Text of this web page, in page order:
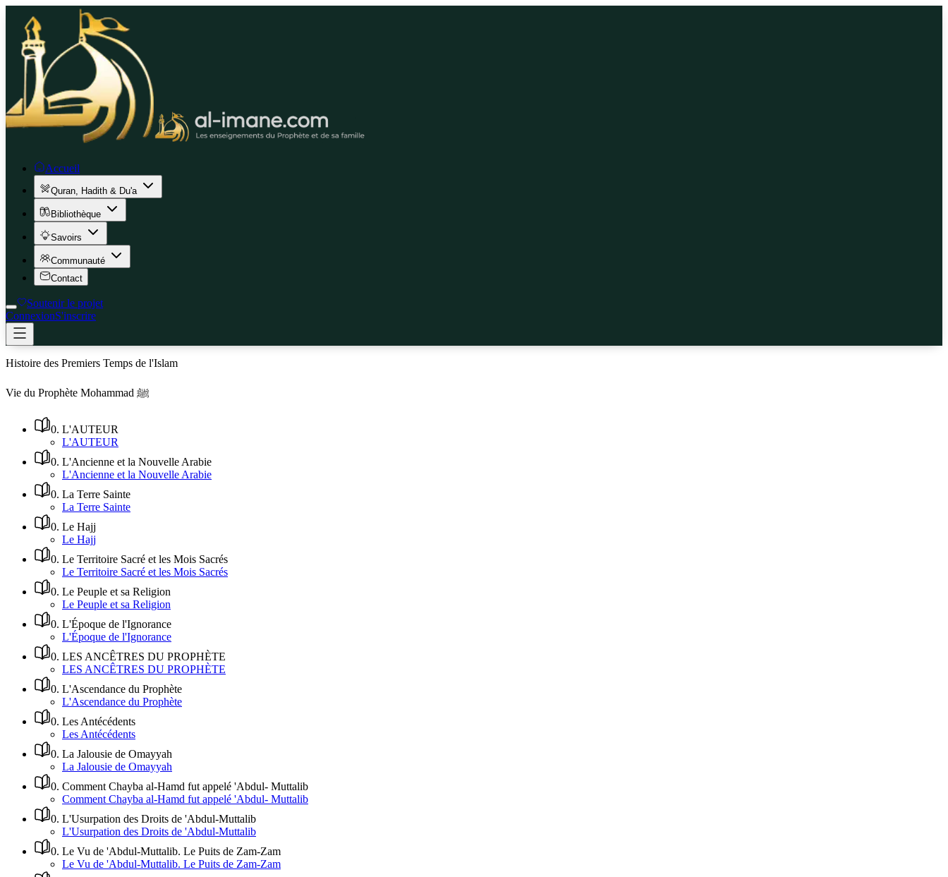
Accueil
Quran, Hadith & Du'a
Bibliothèque
Savoirs
Communauté
Contact
Soutenir le projet
ConnexionS'inscrire
Histoire des Premiers Temps de l'Islam
Vie du Prophète Mohammad ﷺ
0. L'AUTEUR
L'AUTEUR
0. L'Ancienne et la Nouvelle Arabie
L'Ancienne et la Nouvelle Arabie
0. La Terre Sainte
La Terre Sainte
0. Le Hajj
Le Hajj
0. Le Territoire Sacré et les Mois Sacrés
Le Territoire Sacré et les Mois Sacrés
0. Le Peuple et sa Religion
Le Peuple et sa Religion
0. L'Époque de l'Ignorance
L'Époque de l'Ignorance
0. LES ANCÊTRES DU PROPHÈTE
LES ANCÊTRES DU PROPHÈTE
0. L'Ascendance du Prophète
L'Ascendance du Prophète
0. Les Antécédents
Les Antécédents
0. La Jalousie de Omayyah
La Jalousie de Omayyah
0. Comment Chayba al-Hamd fut appelé 'Abdul- Muttalib
Comment Chayba al-Hamd fut appelé 'Abdul- Muttalib
0. L'Usurpation des Droits de 'Abdul-Muttalib
L'Usurpation des Droits de 'Abdul-Muttalib
0. Le Vu de 'Abdul-Muttalib. Le Puits de Zam-Zam
Le Vu de 'Abdul-Muttalib. Le Puits de Zam-Zam